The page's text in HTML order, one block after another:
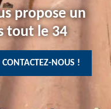
propose un
tout le 34
CONTACTEZ-NOUS !